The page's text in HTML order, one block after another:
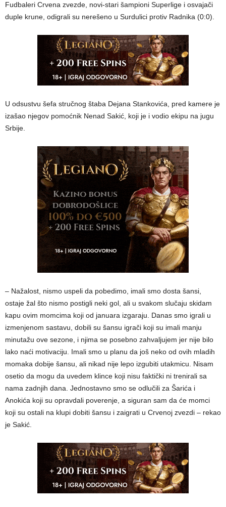
Fudbaleri Crvena zvezde, novi-stari šampioni Superlige i osvajači
duple krune, odigrali su nerešeno u Surdulici protiv Radnika (0:0).
U odsustvu šefa stručnog štaba Dejana Stankovića, pred kamere je
izašao njegov pomoćnik Nenad Sakić, koji je i vodio ekipu na jugu
Srbije.
– Nažalost, nismo uspeli da pobedimo, imali smo dosta šansi,
ostaje žal što nismo postigli neki gol, ali u svakom slučaju skidam
kapu ovim momcima koji od januara izgaraju. Danas smo igrali u
izmenjenom sastavu, dobili su šansu igrači koji su imali manju
minutažu ove sezone, i njima se posebno zahvaljujem jer nije bilo
lako naći motivaciju. Imali smo u planu da još neko od ovih mladih
momaka dobije šansu, ali nikad nije lepo izgubiti utakmicu. Nisam
osetio da mogu da uvedem klince koji nisu faktički ni trenirali sa
nama zadnjih dana. Jednostavno smo se odlučili za Šarića i
Anokića koji su opravdali poverenje, a siguran sam da će momci
koji su ostali na klupi dobiti šansu i zaigrati u Crvenoj zvezdi – rekao
je Sakić.